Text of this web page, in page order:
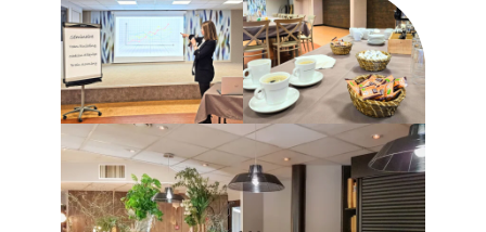
Sanitaires
Chauffage si nécessaire
Parking privé
Hébergement possible
Espace traiteur et plonge